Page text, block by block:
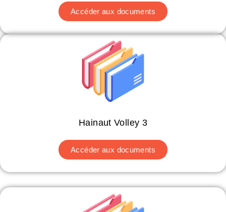
Accéder aux documents
Hainaut Volley 3
Accéder aux documents